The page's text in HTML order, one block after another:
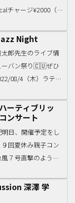
チャージ¥2000（別
1-14 光永ビル地下
Night
郎先生のライブ情
ーバン祭り🇨🇺ぜひ
08/4（木）ラテン
２ステージcharge
ーティブリッ
ンサート
日、開催予定をし
回夏休み親子コン
７号直撃のようで
ぞお気をつけてお
サンブル・ハーテ
深澤 学